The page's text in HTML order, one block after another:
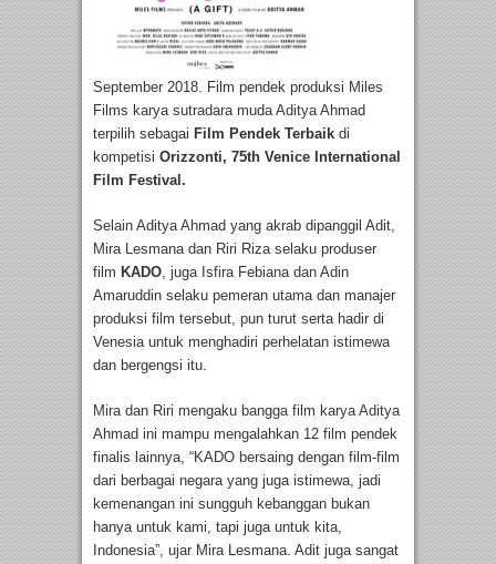
September 2018. Film pendek produksi Miles
Films karya sutradara muda Aditya Ahmad
terpilih sebagai Film Pendek Terbaik di
kompetisi Orizzonti, 75th Venice International
Film Festival.
Selain Aditya Ahmad yang akrab dipanggil Adit,
Mira Lesmana dan Riri Riza selaku produser
film KADO, juga Isfira Febiana dan Adin
Amaruddin selaku pemeran utama dan manajer
produksi film tersebut, pun turut serta hadir di
Venesia untuk menghadiri perhelatan istimewa
dan bergengsi itu.
Mira dan Riri mengaku bangga film karya Aditya
Ahmad ini mampu mengalahkan 12 film pendek
finalis lainnya, “KADO bersaing dengan film-film
dari berbagai negara yang juga istimewa, jadi
kemenangan ini sungguh kebanggan bukan
hanya untuk kami, tapi juga untuk kita,
Indonesia”, ujar Mira Lesmana. Adit juga sangat